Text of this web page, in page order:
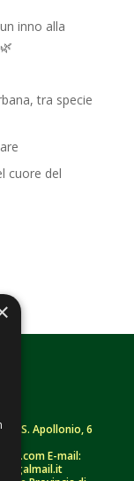
inno alla
tra specie
cuore del
S. Apollonio, 6
E-mail: